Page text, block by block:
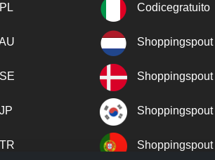
Codicegratuito
Shoppingspout
Shoppingspout
Shoppingspout